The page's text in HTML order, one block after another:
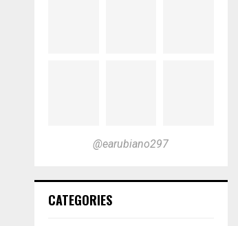
@earubiano297
CATEGORIES